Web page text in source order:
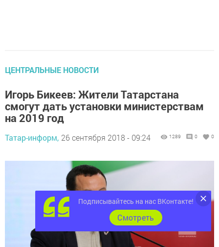
ЦЕНТРАЛЬНЫЕ НОВОСТИ
Игорь Бикеев: Жители Татарстана
смогут дать установки министерствам
на 2019 год
Татар-информ, 26 сентября 2018 - 09:24 1289 0 0
Подписывайтесь на нас ВКонтакте!
Cмотреть